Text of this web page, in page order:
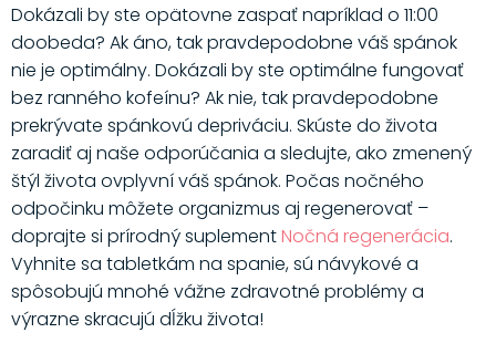
Dokázali by ste opätovne zaspať napríklad o 11:00
doobeda? Ak áno, tak pravdepodobne váš spánok
nie je optimálny. Dokázali by ste optimálne fungovať
bez ranného kofeínu? Ak nie, tak pravdepodobne
prekrývate spánkovú depriváciu. Skúste do života
zaradiť aj naše odporúčania a sledujte, ako zmenený
štýl života ovplyvní váš spánok. Počas nočného
odpočinku môžete organizmus aj regenerovať –
doprajte si prírodný suplementNočná regenerácia.
Vyhnite sa tabletkám na spanie, sú návykové a
spôsobujú mnohé vážne zdravotné problémy a
výrazne skracujú dĺžku života!